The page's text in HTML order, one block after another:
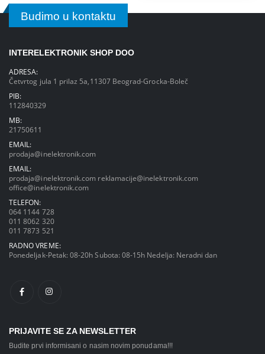
Budimo u kontaktu
INTERELEKTRONIK SHOP DOO
ADRESA:
Četvrtog jula 1 prilaz 5a,11307 Beograd-Grocka-Boleč
PIB:
112840329
MB:
21750611
EMAIL:
prodaja@inelektronik.com
EMAIL:
prodaja@inelektronik.com reklamacije@inelektronik.com
office@inelektronik.com
TELEFON:
064 1144 728
011 8062 320
011 7873 521
RADNO VREME:
Ponedeljak-Petak: 08-20h Subota: 08-15h Nedelja: Neradni dan
PRIJAVITE SE ZA NEWSLETTER
Budite prvi informisani o nasim novim ponudama!!!